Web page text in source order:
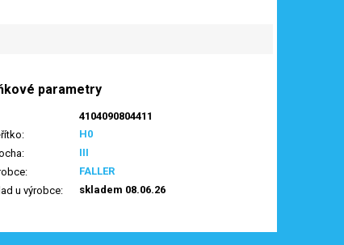
parametry
4104090804411
: H0
: III
: FALLER
u výrobce: skladem 08.06.26